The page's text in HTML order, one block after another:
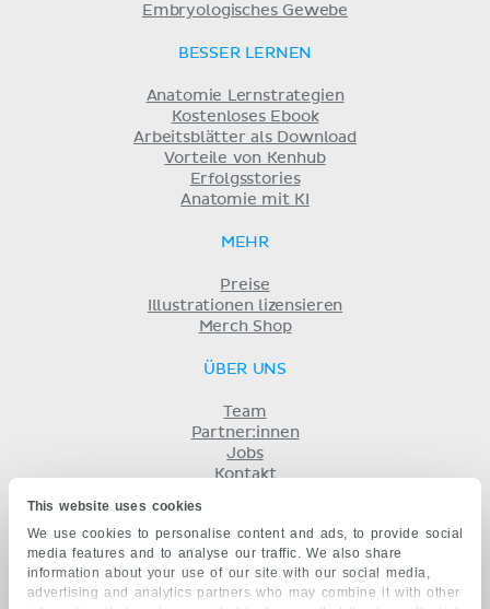
This website uses cookies
We use cookies to personalise content and ads, to provide social
media features and to analyse our traffic. We also share
information about your use of our site with our social media,
advertising and analytics partners who may combine it with other
Embryologisches Gewebe
BESSER LERNEN
Anatomie Lernstrategien
Kostenloses Ebook
Arbeitsblätter als Download
Vorteile von Kenhub
Erfolgsstories
Anatomie mit KI
MEHR
Preise
Illustrationen lizensieren
Merch Shop
ÜBER UNS
Team
Partner:innen
Jobs
Kontakt
Datenschutz
KENHUB AUF...
English